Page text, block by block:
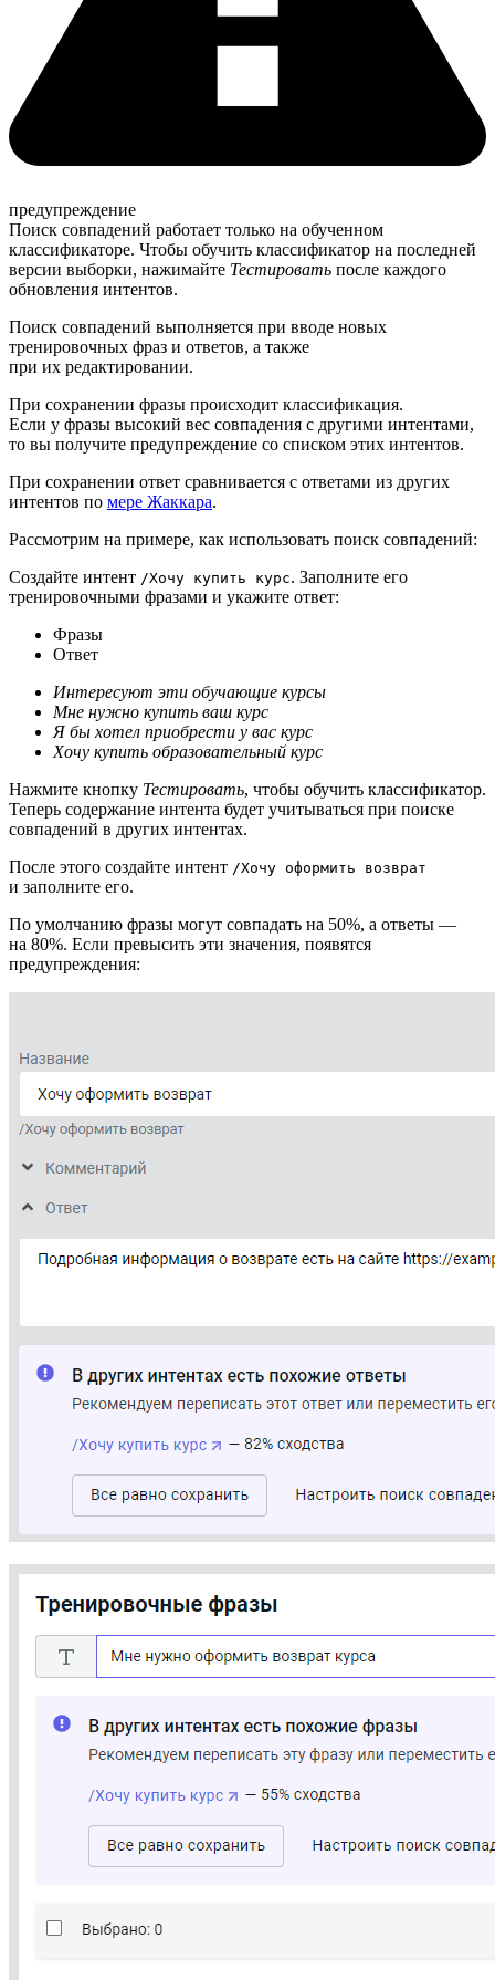
предупреждение
Поиск совпадений работает только на обученном
классификаторе. Чтобы обучить классификатор на последней
версии выборки, нажимайте Тестировать после каждого
обновления интентов.
Поиск совпадений выполняется при вводе новых
тренировочных фраз и ответов, а также
при их редактировании.
При сохранении фразы происходит классификация.
Если у фразы высокий вес совпадения с другими интентами,
то вы получите предупреждение со списком этих интентов.
При сохранении ответ сравнивается с ответами из других
интентов по мере Жаккара.
Рассмотрим на примере, как использовать поиск совпадений:
Создайте интент /Хочу купить курс. Заполните его
тренировочными фразами и укажите ответ:
Фразы
Ответ
Интересуют эти обучающие курсы
Мне нужно купить ваш курс
Я бы хотел приобрести у вас курс
Хочу купить образовательный курс
Нажмите кнопку Тестировать, чтобы обучить классификатор.
Теперь содержание интента будет учитываться при поиске
совпадений в других интентах.
После этого создайте интент /Хочу оформить возврат
и заполните его.
По умолчанию фразы могут совпадать на 50%, а ответы —
на 80%. Если превысить эти значения, появятся
предупреждения: